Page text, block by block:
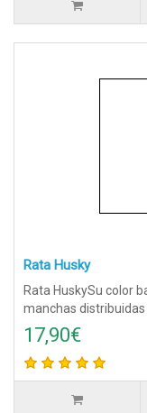
Rata Husky
Rata HuskySu color
manchas distribuidas
17,90€